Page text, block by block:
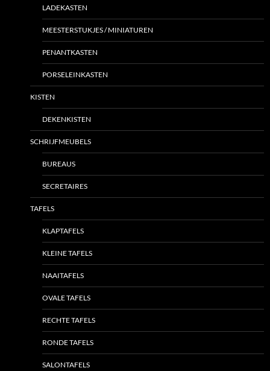
LADEKASTEN
MEESTERSTUKJES / MINIATUREN
PENANTKASTEN
PORSELEINKASTEN
KISTEN
DEKENKISTEN
SCHRIJFMEUBELS
BUREAUS
SECRETAIRES
TAFELS
KLAPTAFELS
KLEINE TAFELS
NAAITAFELS
OVALE TAFELS
RECHTE TAFELS
RONDE TAFELS
SALONTAFELS